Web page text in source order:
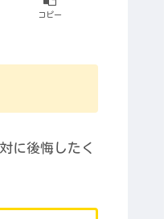
コピー
に後悔したく